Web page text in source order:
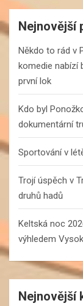
r
cNejnovější
Někdo to rád v
komedie nabízí
první lok
Kdo byl
dokumentární
Sportování v
Trojí úspěch v
druhů hadů
Keltská noc
výhledem
Nejnovější